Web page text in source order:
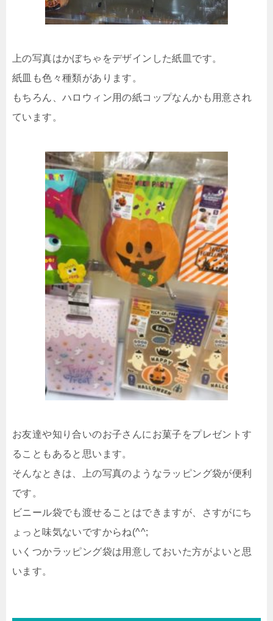
上の写真はかぼちゃをデザインした紙皿です。
紙皿も色々種類があります。
もちろん、ハロウィン用の紙コップなんかも用意され
ています。
お友達や知り合いのお子さんにお菓子をプレゼントす
ることもあると思います。
そんなときは、上の写真のようなラッピング袋が便利
です。
ビニール袋でも渡せることはできますが、さすがにち
ょっと味気ないですからね(^^;
いくつかラッピング袋は用意しておいた方がよいと思
います。